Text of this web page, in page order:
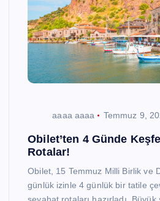
aaaa aaaa Temmuz 9,
Obilet’ten 4 Günde
Rotalar!
Obilet, 15 Temmuz Milli Birlik ve
günlük izinle 4 günlük bir tatile